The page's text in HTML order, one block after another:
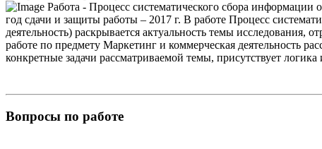
Работа - Процесс систематического сбора
год сдачи и защиты работы – 2017 г. В работе Процесс
деятельность) раскрывается актуальность темы исследования,
работе по предмету Маркетинг и коммерческая деятельность
конкретные задачи рассматриваемой темы, присутствует
Вопросы по работе